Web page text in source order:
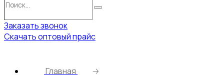
Поиск
Заказать звонок
Скачать оптовый прайс
Главная
🡢